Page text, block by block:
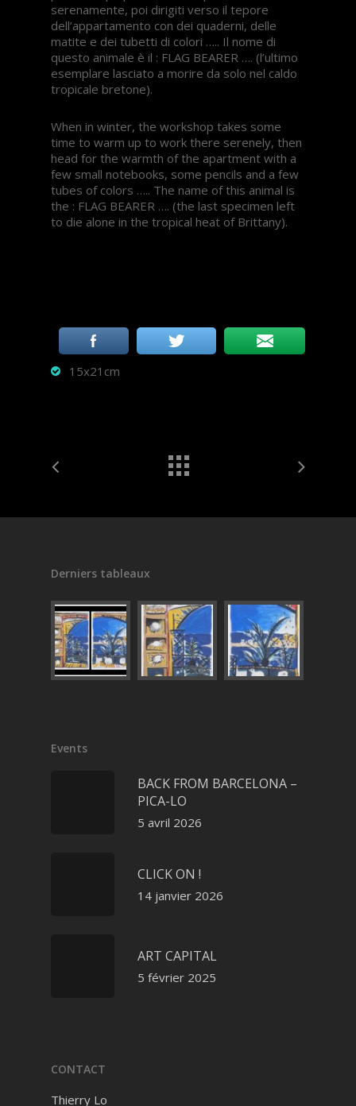
serenamente, poi dirigiti verso il tepore
dell’appartamento con dei quaderni, delle
matite e dei tubetti di colori ….. Il nome di
questo animale è il : FLAG BEARER …. (l’ultimo
esemplare lasciato a morire da solo nel caldo
tropicale bretone).
When in winter, the workshop takes some
time to warm up to work there serenely, then
head for the warmth of the apartment with a
few small notebooks, some pencils and a few
tubes of colors ….. The name of this animal is
the : FLAG BEARER …. (the last specimen left
to die alone in the tropical heat of Brittany).
15x21cm
Derniers tableaux
Events
BACK FROM BARCELONA –
PICA-LO
5 avril 2026
CLICK ON !
14 janvier 2026
ART CAPITAL
5 février 2025
CONTACT
Thierry Lo